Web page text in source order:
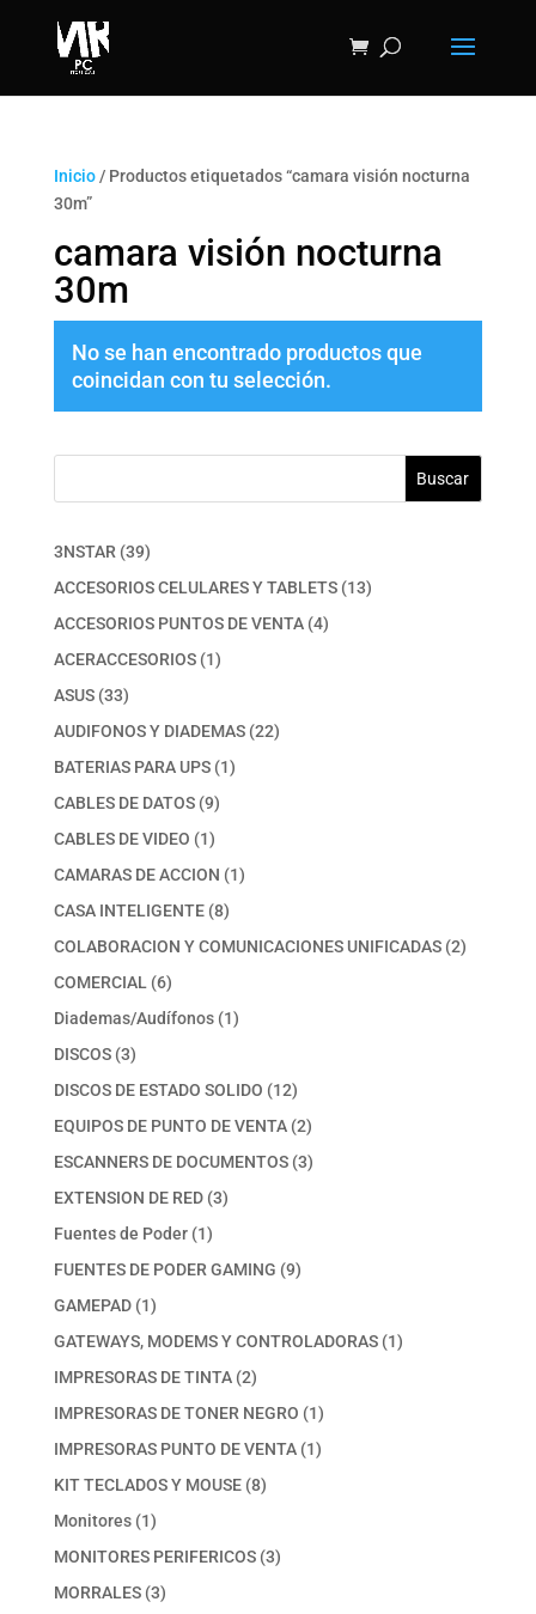
Inicio/ Productos etiquetados “camara visión nocturna
30m”
camara visión nocturna
30m
No se han encontrado productos que
coincidan con tu selección.
Buscar
3NSTAR 3939
productos
ACCESORIOS CELULARES Y TABLETS 1313
ACCESORIOS PUNTOS DE VENTA 44
ACERACCESORIOS 11
ASUS 3333
productos
AUDIFONOS Y DIADEMAS 2222
BATERIAS PARA UPS 11
CABLES DE DATOS 99
productos
CABLES DE VIDEO 11
producto
CAMARAS DE ACCION 11
CASA INTELIGENTE 88
productos
COLABORACION Y COMUNICACIONES UNIFICADAS 22
COMERCIAL 66
productos
Diademas/Audífonos 11
DISCOS 33
productos
DISCOS DE ESTADO SOLIDO 1212
productos
EQUIPOS DE PUNTO DE VENTA 22
productos
ESCANNERS DE DOCUMENTOS 33
EXTENSION DE RED 33
Fuentes de Poder 11
producto
FUENTES DE PODER GAMING 99
GAMEPAD 11
producto
GATEWAYS, MODEMS Y CONTROLADORAS 11
IMPRESORAS DE TINTA 22
productos
IMPRESORAS DE TONER NEGRO 11
producto
IMPRESORAS PUNTO DE VENTA 11
KIT TECLADOS Y MOUSE 88
Monitores 11
producto
MONITORES PERIFERICOS 33
MORRALES 33